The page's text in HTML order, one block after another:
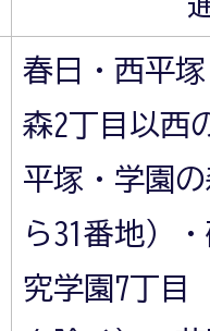
春日・西平
森2丁目以西
平塚・学園
ら31番地）
究学園7丁目